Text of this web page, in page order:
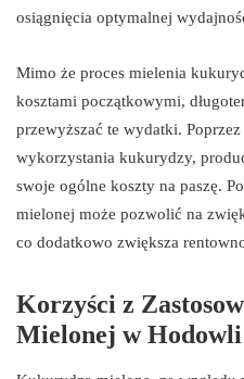
osiągnięcia optymalnej
Mimo że proces mielenia
kosztami początkowymi,
przewyższać te wydatki.
wykorzystania kukurydzy,
swoje ogólne koszty na paszę.
mielonej może pozwolić na
co dodatkowo zwiększa
Korzyści z
Mielonej w